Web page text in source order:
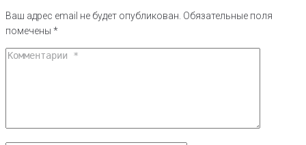
Ваш адрес email не будет опубликован. Обязательные поля
помечены *